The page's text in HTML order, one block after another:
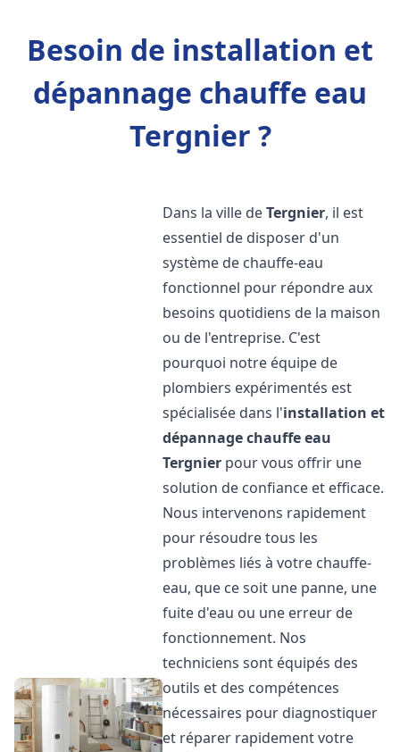
Besoin de installation et
dépannage chauffe eau
Tergnier ?
Dans la ville deTergnier, il est
essentiel de disposer d'un
système de chauffe-eau
fonctionnel pour répondre aux
besoins quotidiens de la maison
ou de l'entreprise. C'est
pourquoi notre équipe de
plombiers expérimentés est
spécialisée dans l'installation et
dépannage chauffe eau
Tergnier pour vous offrir une
solution de confiance et efficace.
Nous intervenons rapidement
pour résoudre tous les
problèmes liés à votre chauffe-
eau, que ce soit une panne, une
fuite d'eau ou une erreur de
fonctionnement. Nos
techniciens sont équipés des
outils et des compétences
nécessaires pour diagnostiquer
et réparer rapidement votre